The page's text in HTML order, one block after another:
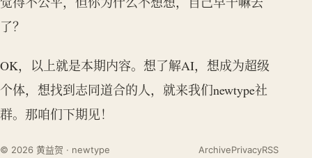
了？
OK，以上就是本期内容。想了解AI，想成为超级
个体，想找到志同道合的人，就来我们newtype社
群。那咱们下期见！
© 2026 黄益贺 · newtype ArchivePrivacyRSS